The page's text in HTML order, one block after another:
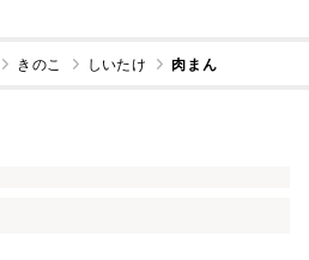
きのこ しいたけ 肉まん